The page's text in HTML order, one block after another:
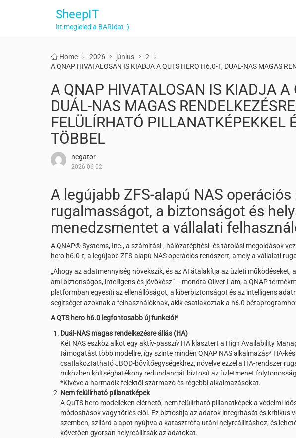
SheepIT
Itt megleled a BARIdat :)
Home 2026 június
2
A QNAP HIVATALOSAN IS KIADJA A QUTS HERO H6.0-T, DUÁL-NAS MAGAS
A QNAP HIVATALOSAN IS KIADJA A
DUÁL-NAS MAGAS
FELÜLÍRHATÓ PILLANATKÉPEKKEL
TÖBBEL
negator
2026-06-02
A legújabb ZFS-alapú NAS
rugalmasságot, a biztonságot és
menedzsmentet a vállalati
A QNAP® Systems, Inc., a számítási-, hálózatépítési- és tárolási megoldások
hero h6.0-t, a legújabb ZFS-alapú NAS operációs rendszert, amely a vállalati
„Ahogy az adatmennyiség növekszik, és az AI átalakítja az üzleti
ami biztonságos, intelligens és jövőkész” – mondta Oliver Lam, a QNAP
platformban egyesíti az ellenállóságot, a kiberbiztonságot és az intelligens
segítséget azoknak a felhasználóknak, akik csatlakoztak a h6.0
A QTS hero h6.0 legfontosabb új funkciói*
Duál-NAS magas rendelkezésre állás (HA)
Két NAS eszköz alkot egy aktív-passzív HA klasztert a High Availability
támogatást több modellre, így szinte minden QNAP NAS alkalmazás* HA-
csatlakoztatható JBOD-bővítőegységekhez, növelve ezzel a HA-rendszer
miközben költséghatékony redundanciát biztosít az üzletmenet
*Kivéve a harmadik felektől származó és régebbi alkalmazásokat.
Nem felülírható pillanatképek
A QuTS hero modelleken elérhető, nem felülírható pillanatképek a védelmi
módosítások vagy törlés elől. Ez biztosítja az adatok integritását és kritikus
szemben, szilárd alapot nyújtva a katasztrófa utáni helyreállításhoz, és
követően gyorsan helyreállítsák az adatokat.